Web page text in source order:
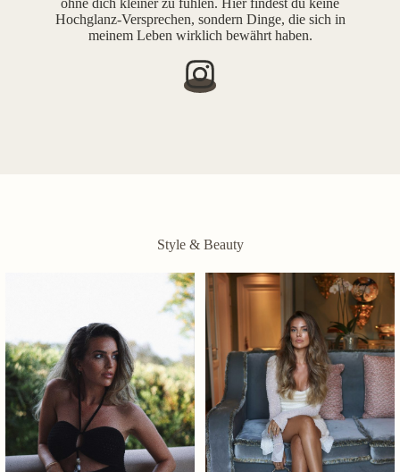
ohne dich kleiner zu fühlen. Hier findest du keine
Hochglanz-Versprechen, sondern Dinge, die sich in
meinem Leben wirklich bewährt haben.
Style & Beauty